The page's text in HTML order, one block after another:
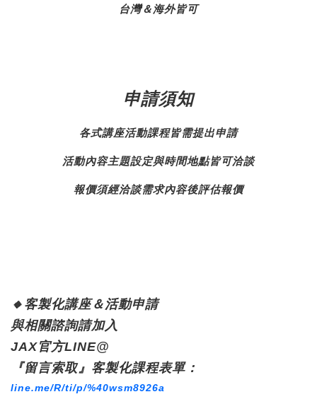
台灣＆海外皆可
申請須知
各式講座活動課程皆需提出申請
活動內容主題設定與時間地點皆可洽談
報價須經洽談需求內容後評估報價
🔸 客製化講座＆活動申請
與相關諮詢請加入
JAX官方LINE@
『留言索取』客製化課程表單：
line.me/R/ti/p/%40wsm8926a